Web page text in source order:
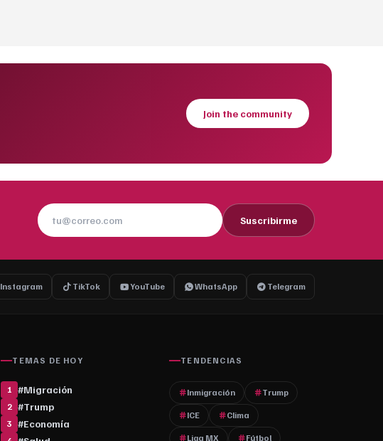
Join the community
Suscribirme
Instagram TikTok YouTube WhatsApp Telegram
TEMAS DE HOY
1 #Migración
2 #Trump
3 #Economía
TENDENCIAS
Inmigración Trump
ICE Clima
Liga MX Fútbol